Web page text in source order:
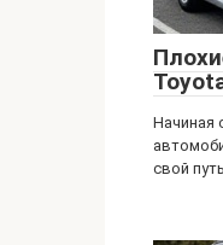
Начиная
свой путь